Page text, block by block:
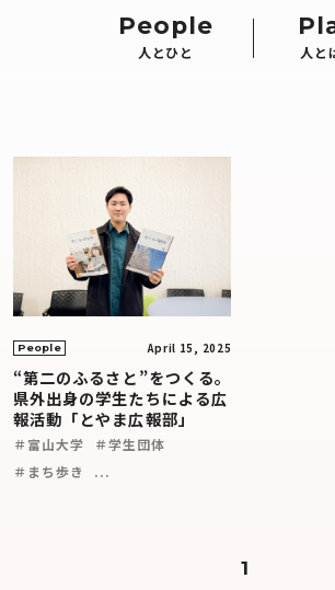
People
人とひと 人と
People April 15, 2025
“第二のふるさと”をつくる。
県外出身の学生たちによる広
報活動「とやま広報部」
＃富山大学
＃学生団体
＃まち歩き
...
1